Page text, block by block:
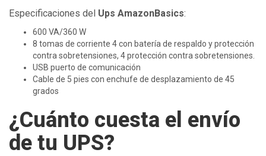
Especificaciones del Ups AmazonBasics:
600 VA/360 W
8 tomas de corriente 4 con batería de respaldo y protección
contra sobretensiones, 4 protección contra sobretensiones.
USB puerto de comunicación
Cable de 5 pies con enchufe de desplazamiento de 45
grados
¿Cuánto cuesta el envío
de tu UPS?